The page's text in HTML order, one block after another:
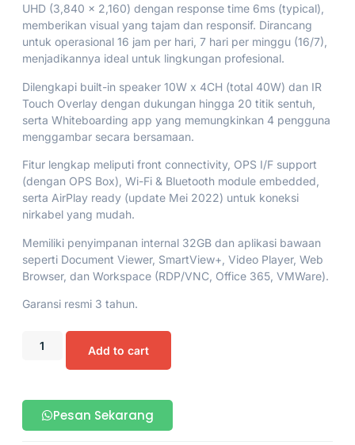
UHD (3,840 x 2,160) dengan response time 6ms (typical),
memberikan visual yang tajam dan responsif. Dirancang
untuk operasional 16 jam per hari, 7 hari per minggu (16/7),
menjadikannya ideal untuk lingkungan profesional.
Dilengkapi built-in speaker 10W x 4CH (total 40W) dan IR
Touch Overlay dengan dukungan hingga 20 titik sentuh,
serta Whiteboarding app yang memungkinkan 4 pengguna
menggambar secara bersamaan.
Fitur lengkap meliputi front connectivity, OPS I/F support
(dengan OPS Box), Wi-Fi & Bluetooth module embedded,
serta AirPlay ready (update Mei 2022) untuk koneksi
nirkabel yang mudah.
Memiliki penyimpanan internal 32GB dan aplikasi bawaan
seperti Document Viewer, SmartView+, Video Player, Web
Browser, dan Workspace (RDP/VNC, Office 365, VMWare).
Garansi resmi 3 tahun.
Add to cart
Pesan Sekarang